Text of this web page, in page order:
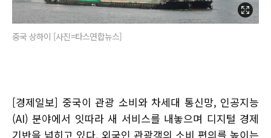
중국 상하이 [사진=타스연합뉴스]
[경제일보] 중국이 관광 소비와 차세대 통신망, 인공지능
(AI) 분야에서 잇따라 새 서비스를 내놓으며 디지털 경제
기반을 넓히고 있다. 외국인 관광객의 소비 편의를 높이는